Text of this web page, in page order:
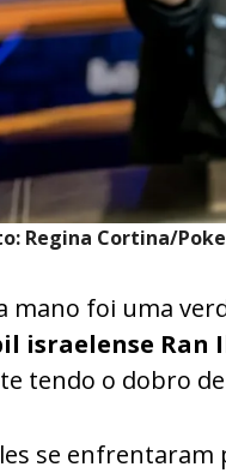
Regina Cortina/
mano foi uma
israelense Ran
tendo o dobro
se